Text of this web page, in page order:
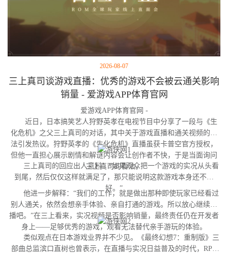
2026-08-07
三上真司谈游戏直播：优秀的游戏不会被云通关影响
销量 - 爱游戏APP体育官网
爱游戏APP体育官网 -
近日，日本搞笑艺人狩野英孝在电视节目中分享了一段与《生
化危机》之父三上真司的对话，其中关于游戏直播和通关视频的看
法引发热议。狩野英孝的《生化危机》直播虽获卡普空官方授权，
但他一直担心展示剧情和解谜内容会让创作者不快，于是当面询问
三上真司的看法。
三上真司的回应出人意料：“如果观众把一个游戏的实况从头看
到尾，然后仅仅这样就满足了，那只能说明这款游戏本身还不够
好。”
他进一步解释：“我们的工作，就是做出那种即使玩家已经看过
别人通关，依然会想亲手体验、亲自打通的游戏。所以放心继续直
播吧。”在三上看来，实况视频是否影响销量，最终责任仍在开发者
身上——足够优秀的游戏，观看无法替代亲手游玩的体验。
类似观点在日本游戏业界并不少见。《最终幻想7：重制版》三
部曲总监滨口直树也曾表示，在直播与实况日益普及的时代，RPG